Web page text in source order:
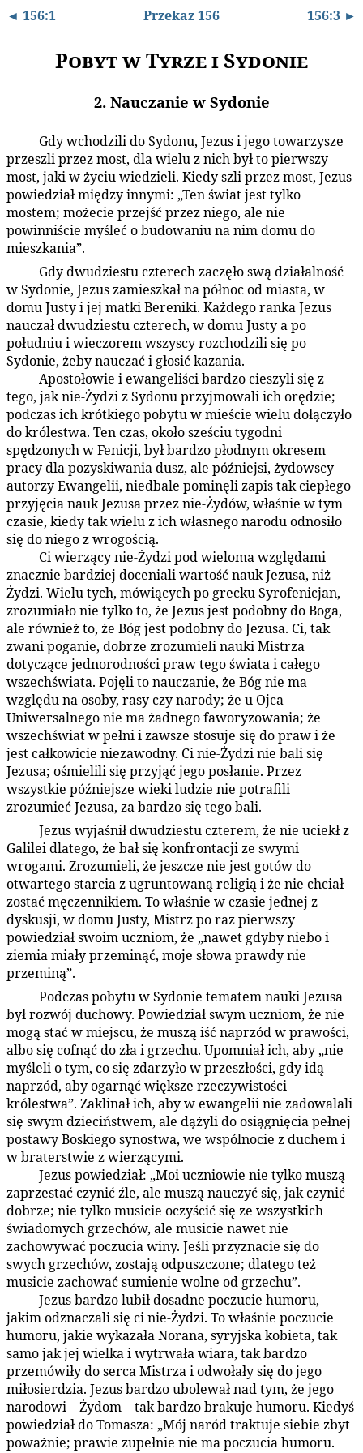
◄ 156:1 Przekaz 156 156:3 ►
Pobyt w Tyrze i Sydonie
2. Nauczanie w Sydonie
Gdy wchodzili do Sydonu, Jezus i jego towarzysze
przeszli przez most, dla wielu z nich był to pierwszy
most, jaki w życiu wiedzieli. Kiedy szli przez most, Jezus
powiedział między innymi: „Ten świat jest tylko
mostem; możecie przejść przez niego, ale nie
powinniście myśleć o budowaniu na nim domu do
mieszkania”.
Gdy dwudziestu czterech zaczęło swą działalność
w Sydonie, Jezus zamieszkał na północ od miasta, w
domu Justy i jej matki Bereniki. Każdego ranka Jezus
nauczał dwudziestu czterech, w domu Justy a po
południu i wieczorem wszyscy rozchodzili się po
Sydonie, żeby nauczać i głosić kazania.
Apostołowie i ewangeliści bardzo cieszyli się z
tego, jak nie-Żydzi z Sydonu przyjmowali ich orędzie;
podczas ich krótkiego pobytu w mieście wielu dołączyło
do królestwa. Ten czas, około sześciu tygodni
spędzonych w Fenicji, był bardzo płodnym okresem
pracy dla pozyskiwania dusz, ale późniejsi, żydowscy
autorzy Ewangelii, niedbale pominęli zapis tak ciepłego
przyjęcia nauk Jezusa przez nie-Żydów, właśnie w tym
czasie, kiedy tak wielu z ich własnego narodu odnosiło
się do niego z wrogością.
Ci wierzący nie-Żydzi pod wieloma względami
znacznie bardziej doceniali wartość nauk Jezusa, niż
Żydzi. Wielu tych, mówiących po grecku Syrofenicjan,
zrozumiało nie tylko to, że Jezus jest podobny do Boga,
ale również to, że Bóg jest podobny do Jezusa. Ci, tak
zwani poganie, dobrze zrozumieli nauki Mistrza
dotyczące jednorodności praw tego świata i całego
wszechświata. Pojęli to nauczanie, że Bóg nie ma
względu na osoby, rasy czy narody; że u Ojca
Uniwersalnego nie ma żadnego faworyzowania; że
wszechświat w pełni i zawsze stosuje się do praw i że
jest całkowicie niezawodny. Ci nie-Żydzi nie bali się
Jezusa; ośmielili się przyjąć jego posłanie. Przez
wszystkie późniejsze wieki ludzie nie potrafili
zrozumieć Jezusa, za bardzo się tego bali.
Jezus wyjaśnił dwudziestu czterem, że nie uciekł z
Galilei dlatego, że bał się konfrontacji ze swymi
wrogami. Zrozumieli, że jeszcze nie jest gotów do
otwartego starcia z ugruntowaną religią i że nie chciał
zostać męczennikiem. To właśnie w czasie jednej z
dyskusji, w domu Justy, Mistrz po raz pierwszy
powiedział swoim uczniom, że „nawet gdyby niebo i
ziemia miały przeminąć, moje słowa prawdy nie
przeminą”.
Podczas pobytu w Sydonie tematem nauki Jezusa
był rozwój duchowy. Powiedział swym uczniom, że nie
mogą stać w miejscu, że muszą iść naprzód w prawości,
albo się cofnąć do zła i grzechu. Upomniał ich, aby „nie
myśleli o tym, co się zdarzyło w przeszłości, gdy idą
naprzód, aby ogarnąć większe rzeczywistości
królestwa”. Zaklinał ich, aby w ewangelii nie zadowalali
się swym dzieciństwem, ale dążyli do osiągnięcia pełnej
postawy Boskiego synostwa, we wspólnocie z duchem i
w braterstwie z wierzącymi.
Jezus powiedział: „Moi uczniowie nie tylko muszą
zaprzestać czynić źle, ale muszą nauczyć się, jak czynić
dobrze; nie tylko musicie oczyścić się ze wszystkich
świadomych grzechów, ale musicie nawet nie
zachowywać poczucia winy. Jeśli przyznacie się do
swych grzechów, zostają odpuszczone; dlatego też
musicie zachować sumienie wolne od grzechu”.
Jezus bardzo lubił dosadne poczucie humoru,
jakim odznaczali się ci nie-Żydzi. To właśnie poczucie
humoru, jakie wykazała Norana, syryjska kobieta, tak
samo jak jej wielka i wytrwała wiara, tak bardzo
przemówiły do serca Mistrza i odwołały się do jego
miłosierdzia. Jezus bardzo ubolewał nad tym, że jego
narodowi—Żydom—tak bardzo brakuje humoru. Kiedyś
powiedział do Tomasza: „Mój naród traktuje siebie zbyt
poważnie; prawie zupełnie nie ma poczucia humoru.